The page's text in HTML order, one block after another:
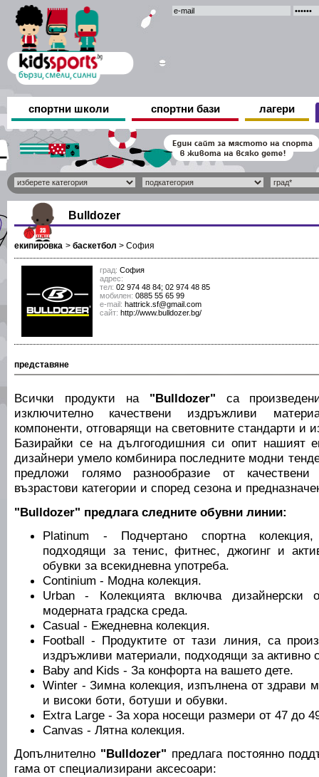
спортни школи спортни бази лагери
Bulldozer
екипировка > баскетбол > София
град: София
адрес:
тел: 02 974 48 84; 02 974 48 85
мобилен: 0885 55 65 99
е-mail: hattrick.sf@gmail.com
сайт: http://www.bulldozer.bg/
представяне
Всички продукти на "Bulldozer" са
изключително качествени издръжливи
компоненти, отговарящи на световните стандарти и
Базирайки се на дългогодишния си опит нашият
дизайнери умело комбинира последните модни
предложи голямо разнообразие от
възрастови категории и според сезона и
"Bulldozer" предлага следните обувни линии:
Platinum - Подчертано спортна
подходящи за тенис, фитнес, джогинг и
обувки за всекидневна употреба.
Continium - Модна колекция.
Urban - Колекцията включва дизайнерски
модерната градска среда.
Casual - Ежедневна колекция.
Football - Продуктите от тази линия, са
издръжливи материали, подходящи за активно
Baby and Kids - За конфорта на вашето дете.
Winter - Зимна колекция, изпълнена от здрави
и високи боти, ботуши и обувки.
Extra Large - За хора носещи размери от 47 до
Canvas - Лятна колекция.
Допълнително "Bulldozer" предлага постоянно
гама от специализирани аксесоари: